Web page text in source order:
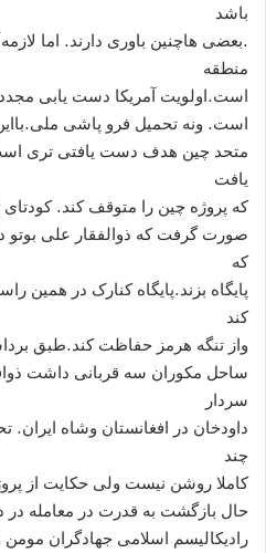
باشد
.بعضی هاچنین باوری دارند. اما
منطقه
است.اولویت آمریکا دست یابی
است. ونه تحمیل فرو پاشی
متحد چین هدف دست یافتی تری است
یافت
که پروژه چین را متوقف کند.
صورت گرفت که ذوالفقار علی بوتو
که
پایگاه بزند.پایگاه کنارک در همین
کند
واز تنگه هرمز حفاظت کند.طبق
ساحل مکوران سه قربانی داشت
سردار
داودخان در افغانستان وشاه
چند
کاملا روشن نیست ولی حکایت از
حال بازگشت به قدرت در معامله در
رادیکالیسم اسلامی جهادگران